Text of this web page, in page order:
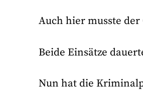
Auch hier musste
Beide Einsätze
Nun hat die